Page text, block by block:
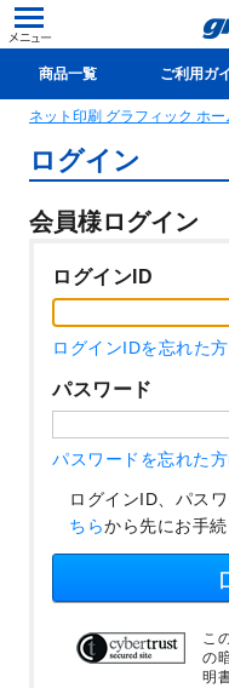
商品一覧 ご利用ガ
新規会員登録(無料)
ネット印刷 グラフィック ホー
ログイン
会員様ログイン
ログインID
ログインIDを忘れた
パスワード
パスワードを忘れた
ログインID、パス
ちらから先にお手続
こ
の
明